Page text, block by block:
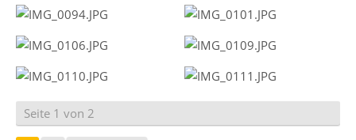
Seite 1 von 2